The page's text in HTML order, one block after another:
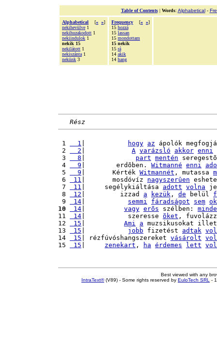
Table of Contents| Words: Alphabetical-
Alphabetical [« »]
nekihevülve 1
nekihuzakodott 1
nekiindulok 1
nekik 15
nekilátott 1
nekiszánta 1
nekünk 3
Frequency [« »]
15 hozzá
15 lassan
15 mondottam
15 nekik
15 rá
14 akik
14 hang
Rész
1
  1
hogy az ápolók
2
  2
A varázsló akkor enni
3
  8
part mentén
4
  9
|        erdõben. Witmanné enni
5
  9
|       Kérték Witmannét , mutassa
6
11 |       mosdóvíz nagyszerûen
7
11 |     segélykiáltása adott volna
8
12 |         izzad a kezük , de belül
9
14 semmi fáradságot sem
10
14 vagy erõs szélben:
11
14 |           szeresse õket ,
12
15 Ami a muzsikusokat
13
15 jobb fizetést adtak
14
15 | rézfúvóshangszereket vásárolt
15
15 zenekart , ha érdemes lett
Best viewed with any
IntraText®(V89) - Some rights reserved by EuloTech SRL -